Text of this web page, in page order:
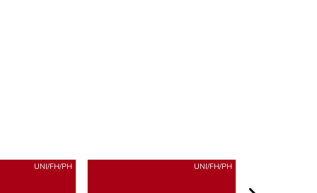
UNI/FH/PH UNI/FH/PH